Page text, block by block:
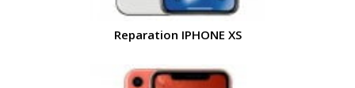
Reparation IPHONE XS